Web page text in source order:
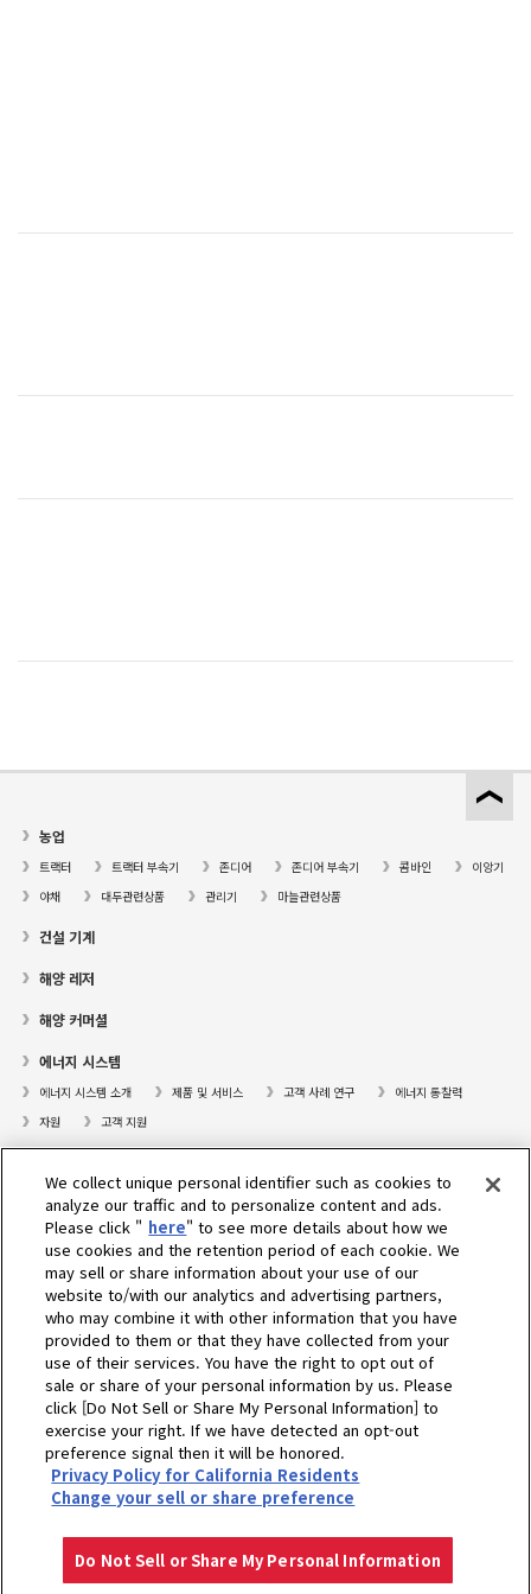
농업
트랙터 트랙터 부속기 존디어 존디어 부속기 콤바인
이앙기
야채
대두관련상품 관리기 마늘관련상품
건설 기계
해양 레저
해양 커머셜
에너지 시스템
에너지 시스템 소개 제품 및 서비스 고객 사례 연구
에너지 통찰력
자원
고객 지원
대리점검색
고객센터
고객지원
회사소개
Select Region
개인정보 처리방침 쿠키 정책 이용약관
그레이 마켓 고지
Copyright © YANMAR HOLDINGS CO., LTD. All rights reserved.
We collect unique personal identifier such as cookies to
analyze our traffic and to personalize content and ads.
Please click " here" to see more details about how we
use cookies and the retention period of each cookie. We
may sell or share information about your use of our
website to/with our analytics and advertising partners,
who may combine it with other information that you have
provided to them or that they have collected from your
use of their services. You have the right to opt out of
sale or share of your personal information by us. Please
click [Do Not Sell or Share My Personal Information] to
exercise your right. If we have detected an opt-out
preference signal then it will be honored.
Privacy Policy for California Residents
Change your sell or share preference
Do Not Sell or Share My Personal Information